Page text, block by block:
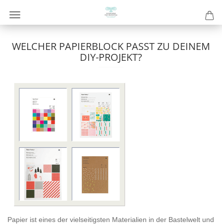
WELCHER PAPIERBLOCK PASST ZU DEINEM
DIY-PROJEKT?
Papier ist eines der vielseitigsten Materialien in der Bastelwelt und